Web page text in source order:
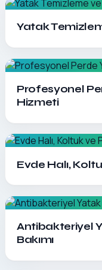
Yatak
Profesyonel
Hizmeti
Evde Halı,
Antibakteriyel
Bakımı